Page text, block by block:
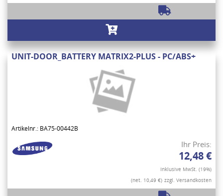
UNIT-DOOR_BATTERY MATRIX2-PLUS - PC/ABS+
Artikelnr.: BA75-00442B
Ihr Preis:
12,48 €
Inklusive MwSt. (19%)
(net. 10,49 €) zzgl. Versandkosten